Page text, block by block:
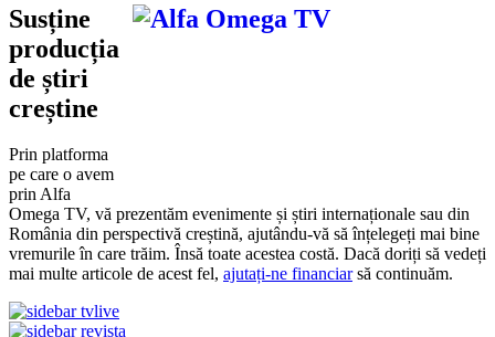
Susține
producția
de știri
creștine
Prin platforma
pe care o avem
prin Alfa
Omega TV, vă prezentăm evenimente și știri internaționale sau din
România din perspectivă creștină, ajutându-vă să înțelegeți mai bine
vremurile în care trăim. Însă toate acestea costă. Dacă doriți să vedeți
mai multe articole de acest fel, ajutați-ne financiarsă continuăm.